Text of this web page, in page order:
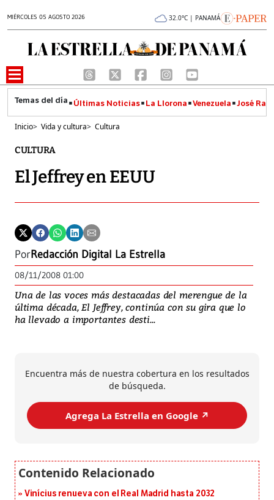
MIÉRCOLES 05 AGOSTO 2026 32.0°C | PANAMÁ
Últimas Noticias La Llorona Venezuela José
Inicio> Vida y cultura> Cultura
CULTURA
El Jeffrey en EEUU
PorRedacción Digital La Estrella
08/11/2008 01:00
Una de las voces más destacadas del merengue de la
última década, El Jeffrey, continúa con su gira que lo
ha llevado a importantes desti...
Encuentra más de nuestra cobertura en los resultados
de búsqueda.
Agrega La Estrella en Google ↗️
Vinícius renueva con el Real Madrid hasta 2032